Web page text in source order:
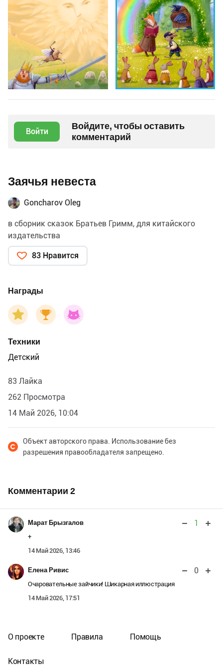
Войти
Войдите, чтобы оставить
комментарий
Заячья невеста
Goncharov Oleg
в сборник сказок Братьев Гримм, для китайского
издательства
83 Нравится
Награды
Техники
Детский
83 Лайка
262 Просмотра
14 Май 2026, 10:04
Объект авторского права. Использование без
разрешения правообладателя запрещено.
Комментарии 2
Марат Брызгалов 1
+
14 Май 2026, 13:46
Елена Ривис 0
Очаровательные зайчики! Шикарная иллюстрация
14 Май 2026, 17:51
О проекте Правила Помощь
Контакты